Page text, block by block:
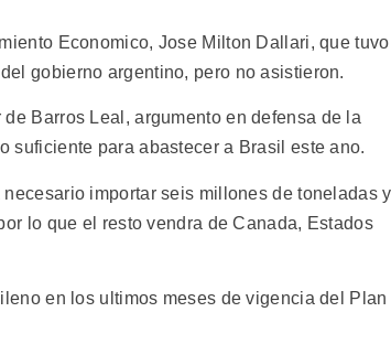
Economico, Jose Milton Dallari, que tuvo
gobierno argentino, pero no asistieron.
Barros Leal, argumento en defensa de la
suficiente para abastecer a Brasil este ano.
importar seis millones de toneladas y
lo que el resto vendra de Canada, Estados
en los ultimos meses de vigencia del Plan